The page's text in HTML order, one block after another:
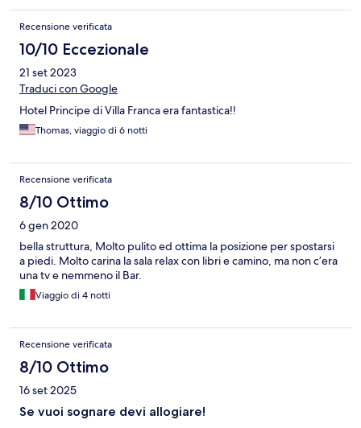
Recensione verificata
10/10 Eccezionale
21 set 2023
Traduci con Google
Hotel Principe di Villa Franca era fantastica!!
Thomas, viaggio di 6 notti
Recensione verificata
8/10 Ottimo
6 gen 2020
bella struttura, Molto pulito ed ottima la posizione per spostarsi
a piedi. Molto carina la sala relax con libri e camino, ma non c’era
una tv e nemmeno il Bar.
Viaggio di 4 notti
Recensione verificata
8/10 Ottimo
16 set 2025
Se vuoi sognare devi allogiare!